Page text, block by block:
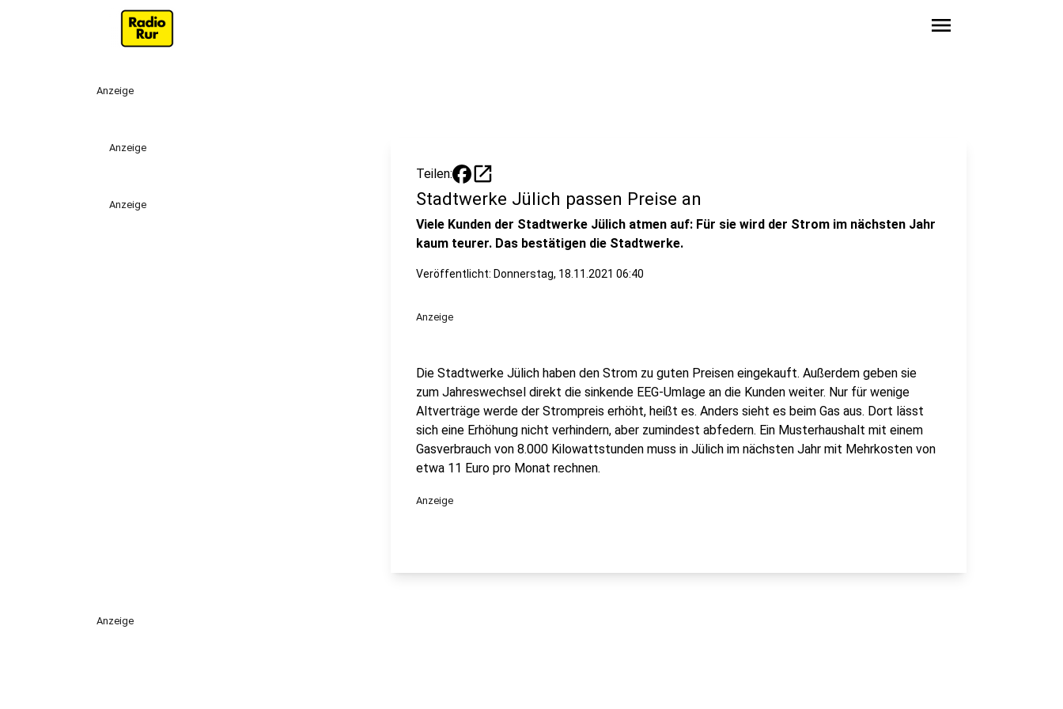
menu
Anzeige
Anzeige
Anzeige
Teilen: open_in_new
Stadtwerke Jülich passen Preise an
Viele Kunden der Stadtwerke Jülich atmen auf: Für sie wird der Strom im nächsten Jahr
kaum teurer. Das bestätigen die Stadtwerke.
Veröffentlicht: Donnerstag, 18.11.2021 06:40
Anzeige
Die Stadtwerke Jülich haben den Strom zu guten Preisen eingekauft. Außerdem geben sie
zum Jahreswechsel direkt die sinkende EEG-Umlage an die Kunden weiter. Nur für wenige
Altverträge werde der Strompreis erhöht, heißt es. Anders sieht es beim Gas aus. Dort lässt
sich eine Erhöhung nicht verhindern, aber zumindest abfedern. Ein Musterhaushalt mit einem
Gasverbrauch von 8.000 Kilowattstunden muss in Jülich im nächsten Jahr mit Mehrkosten von
etwa 11 Euro pro Monat rechnen.
Anzeige
Anzeige